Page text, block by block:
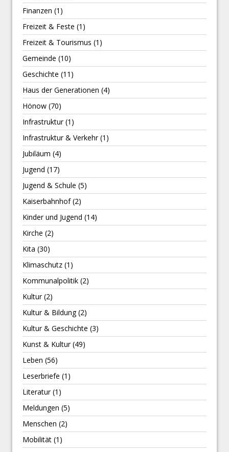
Finanzen (1)
Freizeit & Feste (1)
Freizeit & Tourismus (1)
Gemeinde (10)
Geschichte (11)
Haus der Generationen (4)
Hönow (70)
Infrastruktur(1)
Infrastruktur & Verkehr(1)
Jubiläum (4)
Jugend (17)
Jugend & Schule (5)
Kaiserbahnhof(2)
Kinder und Jugend (14)
Kirche (2)
Kita (30)
Klimaschutz (1)
Kommunalpolitik (2)
Kultur(2)
Kultur & Bildung(2)
Kultur & Geschichte (3)
Kunst & Kultur(49)
Leben (56)
Leserbriefe (1)
Literatur(1)
Meldungen (5)
Menschen (2)
Mobilität (1)